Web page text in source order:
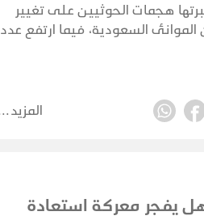
أجبرتها هجمات الحوثيين على تغيير
الموانئ السعودية، فيما ارتفع عدد
المزيد
يفجر معركة استعادة